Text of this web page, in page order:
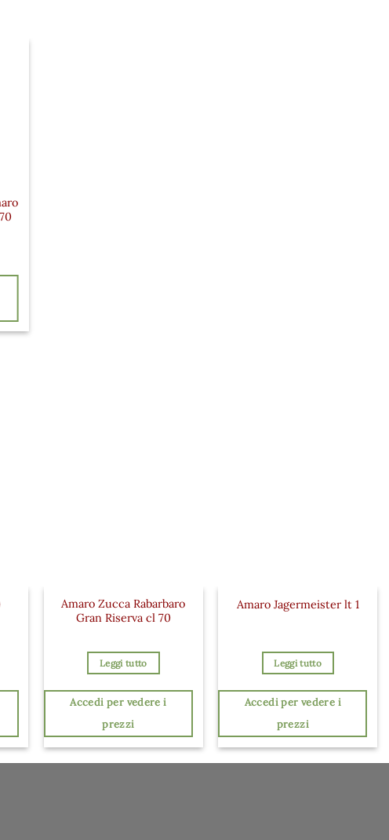
Amaro Zucca Rabarbaro
Gran Riserva cl 70
Leggi tutto
Accedi per vedere i
prezzi
Amaro Jagermeister lt 1
Leggi tutto
Accedi per vedere i
prezzi